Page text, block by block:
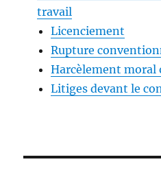
travail
Licenciement
Rupture
Harcèlement
Litiges devant le